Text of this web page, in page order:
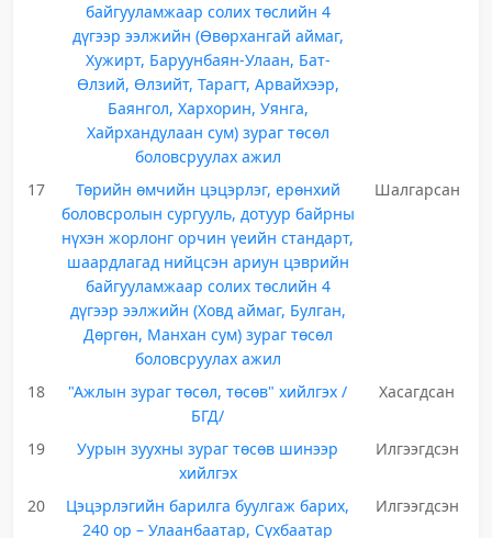
байгууламжаар солих төслийн 4
дүгээр ээлжийн (Өвөрхангай аймаг,
Хужирт, Баруунбаян-Улаан, Бат-
Өлзий, Өлзийт, Тарагт, Арвайхээр,
Баянгол, Хархорин, Уянга,
Хайрхандулаан сум) зураг төсөл
боловсруулах ажил
17
Төрийн өмчийн цэцэрлэг, ерөнхий
боловсролын сургууль, дотуур байрны
нүхэн жорлонг орчин үеийн стандарт,
шаардлагад нийцсэн ариун цэврийн
байгууламжаар солих төслийн 4
дүгээр ээлжийн (Ховд аймаг, Булган,
Дөргөн, Манхан сум) зураг төсөл
боловсруулах ажил
Шалгарсан
18
"Ажлын зураг төсөл, төсөв" хийлгэх /
БГД/
Хасагдсан
19
Уурын зуухны зураг төсөв шинээр
хийлгэх
Илгээгдсэн
20
Цэцэрлэгийн барилга буулгаж барих,
240 ор – Улаанбаатар, Сүхбаатар
Илгээгдсэн